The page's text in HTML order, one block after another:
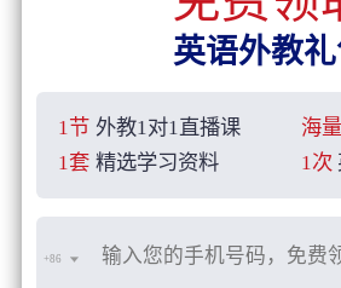
英语外教
1节 外教1对1直播课 海量
1套 精选学习资料 1次
+86